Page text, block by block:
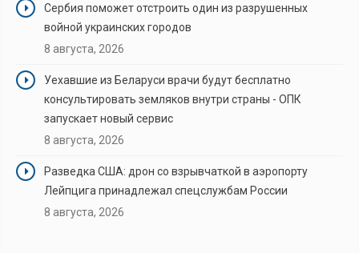
Сербия поможет отстроить один из разрушенных
войной украинских городов
8 августа, 2026
Уехавшие из Беларуси врачи будут бесплатно
консультировать земляков внутри страны - ОПК
запускает новый сервис
8 августа, 2026
Разведка США: дрон со взрывчаткой в аэропорту
Лейпцига принадлежал спецслужбам России
8 августа, 2026